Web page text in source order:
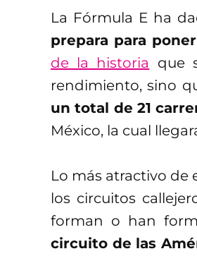
La Fórmula E ha
prepara para
de la historia que
rendimiento, sino
un total de 21
México, la cual
Lo más atractivo de
los circuitos
forman o han
circuito de las